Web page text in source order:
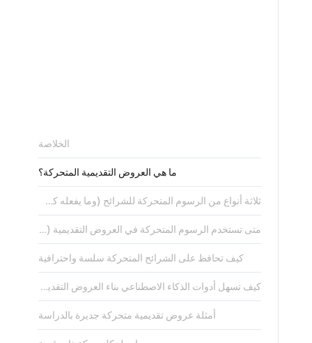
الخلاصة
ما هي العروض التقديمية المتحركة؟
كيف تحافظ على الشرائح المتحركة سلسة واحترافية
أمثلة عروض تقديمية متحركة جديرة بالدراسة